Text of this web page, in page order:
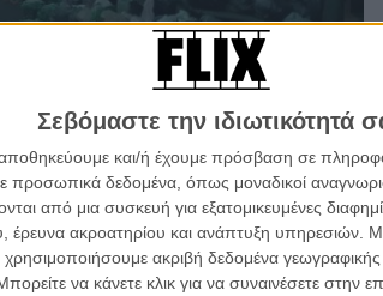
Σεβόμαστε την ιδιωτικότητά
αποθηκεύουμε και/ή έχουμε πρόσβαση σε
προσωπικά δεδομένα, όπως μοναδικοί
από μια συσκευή για εξατομικευμένες
έρευνα ακροατηρίου και ανάπτυξη υπηρεσιών.
χρησιμοποιήσουμε ακριβή δεδομένα
να κάνετε κλικ για να συναινέσετε στην
στο μπαρ του αεροδρομίου, πριν δώσει την
συνάντηση ξεκινά με ανταλλαγή
Μία επαφή... Μια στιγμή... Και